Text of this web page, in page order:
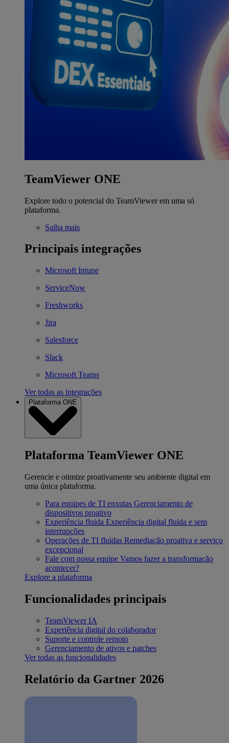
TeamViewer ONE
Explore todo o potencial do TeamViewer em uma só
plataforma.
Saiba mais
Principais integrações
Microsoft Intune
ServiceNow
Freshworks
Jira
Salesforce
Slack
Microsoft Teams
Ver todas as integrações
Plataforma ONE
Plataforma TeamViewer ONE
Gerencie e otimize proativamente seu ambiente digital em
uma única plataforma.
Para equipes de TI enxutas Gerenciamento de
dispositivos proativo
Experiência fluida Experiência digital fluida e sem
interrupções
Operações de TI fluidas Remediação proativa e serviço
excepcional
Fale com nossa equipe Vamos fazer a transformação
acontecer?
Explore a plataforma
Funcionalidades principais
TeamViewer IA
Experiência digital do colaborador
Suporte e controle remoto
Gerenciamento de ativos e patches
Ver todas as funcionalidades
Relatório da Gartner 2026